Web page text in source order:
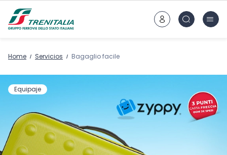
Home Servicios Bagaglio facile
Equipaje